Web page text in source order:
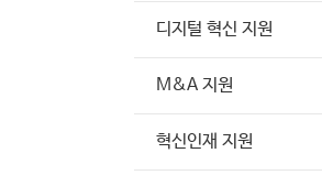
디지털 혁신 지원
M&A 지원
혁신인재 지원